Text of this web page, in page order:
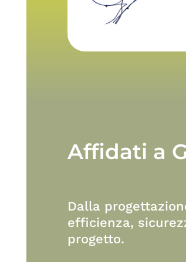
Affidati a
Dalla
efficienza,
progetto.